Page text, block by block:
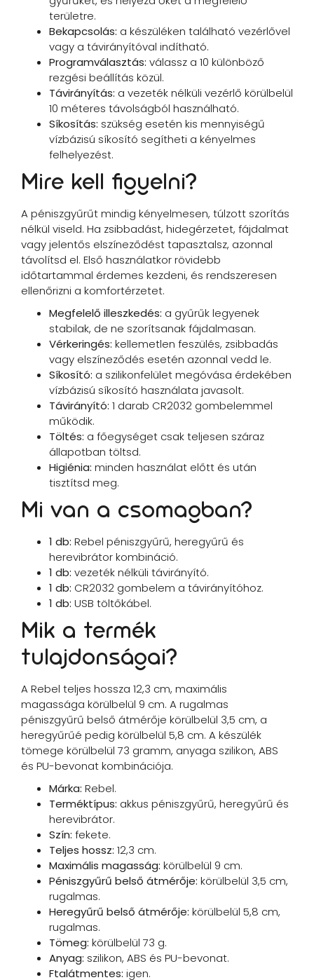
területre.
Bekapcsolás: a készüléken található vezérlővel
vagy a távirányítóval indítható.
Programválasztás: válassz a 10 különböző
rezgési beállítás közül.
Távirányítás: a vezeték nélküli vezérlő körülbelül
10 méteres távolságból használható.
Síkosítás: szükség esetén kis mennyiségű
vízbázisú síkosító segítheti a kényelmes
felhelyezést.
Mire kell figyelni?
A péniszgyűrűt mindig kényelmesen, túlzott szorítás
nélkül viseld. Ha zsibbadást, hidegérzetet, fájdalmat
vagy jelentős elszíneződést tapasztalsz, azonnal
távolítsd el. Első használatkor rövidebb
időtartammal érdemes kezdeni, és rendszeresen
ellenőrizni a komfortérzetet.
Megfelelő illeszkedés: a gyűrűk legyenek
stabilak, de ne szorítsanak fájdalmasan.
Vérkeringés: kellemetlen feszülés, zsibbadás
vagy elszíneződés esetén azonnal vedd le.
Síkosító: a szilikonfelület megóvása érdekében
vízbázisú síkosító használata javasolt.
Távirányító: 1 darab CR2032 gombelemmel
működik.
Töltés: a főegységet csak teljesen száraz
állapotban töltsd.
Higiénia: minden használat előtt és után
tisztítsd meg.
Mi van a csomagban?
1 db: Rebel péniszgyűrű, heregyűrű és
herevibrátor kombináció.
1 db: vezeték nélküli távirányító.
1 db: CR2032 gombelem a távirányítóhoz.
1 db: USB töltőkábel.
Mik a termék
tulajdonságai?
A Rebel teljes hossza 12,3 cm, maximális
magassága körülbelül 9 cm. A rugalmas
péniszgyűrű belső átmérője körülbelül 3,5 cm, a
heregyűrűé pedig körülbelül 5,8 cm. A készülék
tömege körülbelül 73 gramm, anyaga szilikon, ABS
és PU-bevonat kombinációja.
Márka: Rebel.
Terméktípus: akkus péniszgyűrű, heregyűrű és
herevibrátor.
Szín: fekete.
Teljes hossz: 12,3 cm.
Maximális magasság: körülbelül 9 cm.
Péniszgyűrű belső átmérője: körülbelül 3,5 cm,
rugalmas.
Heregyűrű belső átmérője: körülbelül 5,8 cm,
rugalmas.
Tömeg: körülbelül 73 g.
Anyag: szilikon, ABS és PU-bevonat.
Ftalátmentes: igen.